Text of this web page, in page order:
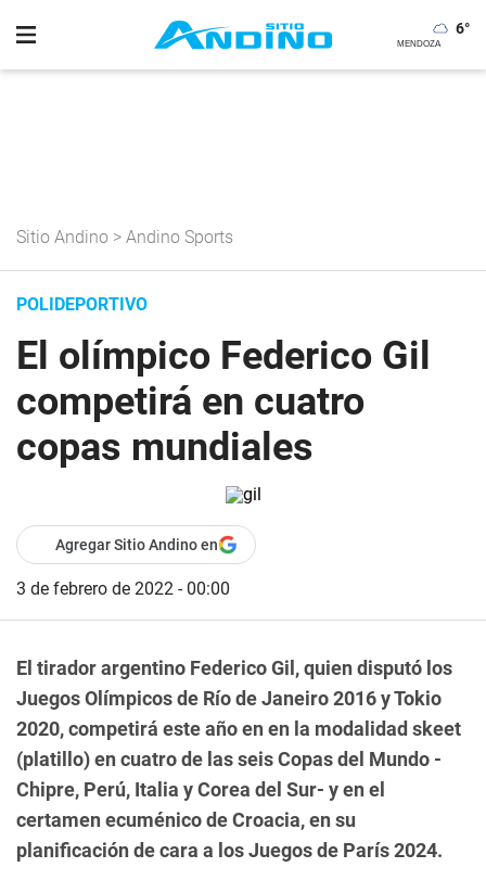
6°
Sitio Andino > Andino Sports
POLIDEPORTIVO
El olímpico Federico Gil
competirá en cuatro
copas mundiales
Agregar Sitio Andino en
3 de febrero de 2022 - 00:00
El tirador argentino Federico Gil, quien disputó los
Juegos Olímpicos de Río de Janeiro 2016 y Tokio
2020, competirá este año en en la modalidad skeet
(platillo) en cuatro de las seis Copas del Mundo -
Chipre, Perú, Italia y Corea del Sur- y en el
certamen ecuménico de Croacia, en su
planificación de cara a los Juegos de París 2024.